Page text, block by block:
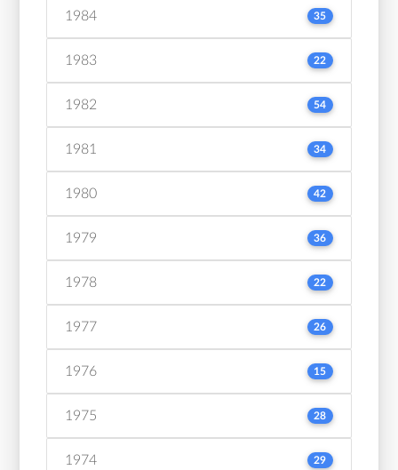
1984 35
1983 22
1982 54
1981 34
1980 42
1979 36
1978 22
1977 26
1976 15
1975 28
1974 29